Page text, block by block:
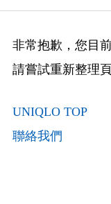
非常抱歉，您目
請嘗試重新整理
UNIQLO TOP
聯絡我們